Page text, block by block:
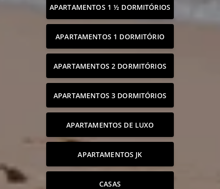
APARTAMENTOS 1 ½ DORMITÓRIOS
APARTAMENTOS 1 DORMITÓRIO
APARTAMENTOS 2 DORMITÓRIOS
APARTAMENTOS 3 DORMITÓRIOS
APARTAMENTOS DE LUXO
APARTAMENTOS JK
CASAS